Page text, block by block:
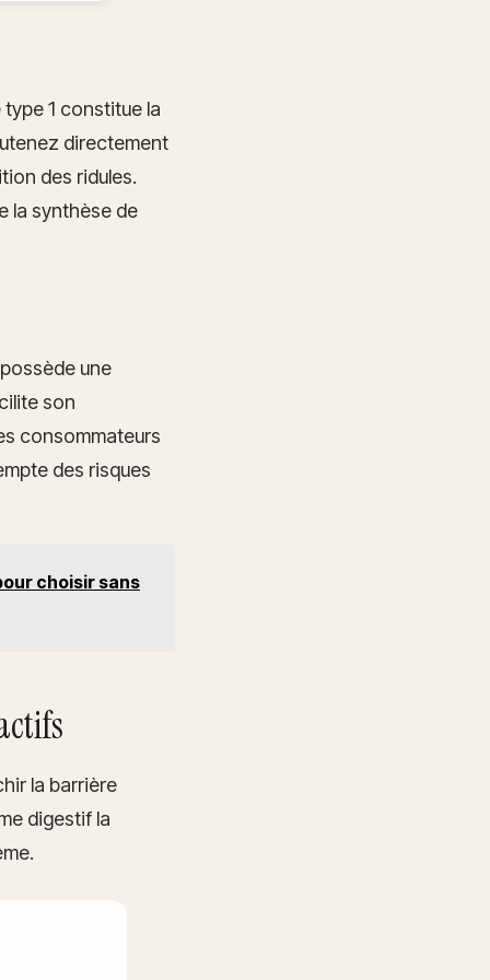
1 constitue la
directement
des ridules.
la synthèse de
une
son
consommateurs
des risques
choisir sans
la barrière
digestif la